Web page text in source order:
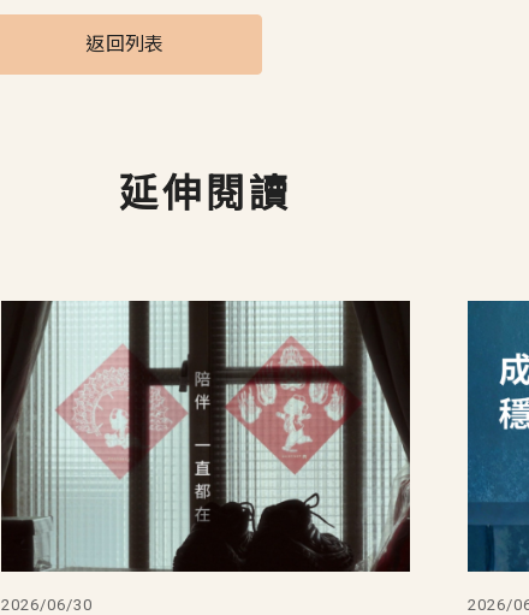
返回列表
延伸閱讀
2026/06/30 2026/